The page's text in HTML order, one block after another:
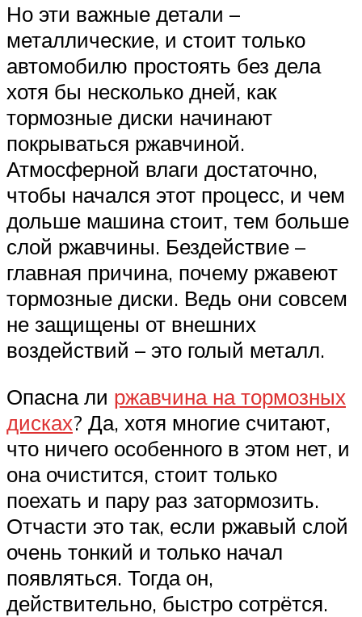
Но эти важные детали –
металлические, и стоит только
автомобилю простоять без дела
хотя бы несколько дней, как
тормозные диски начинают
покрываться ржавчиной.
Атмосферной влаги достаточно,
чтобы начался этот процесс, и чем
дольше машина стоит, тем больше
слой ржавчины. Бездействие –
главная причина, почему ржавеют
тормозные диски. Ведь они совсем
не защищены от внешних
воздействий – это голый металл.
Опасна ли ржавчина на тормозных
дисках? Да, хотя многие считают,
что ничего особенного в этом нет, и
она очистится, стоит только
поехать и пару раз затормозить.
Отчасти это так, если ржавый слой
очень тонкий и только начал
появляться. Тогда он,
действительно, быстро сотрётся.